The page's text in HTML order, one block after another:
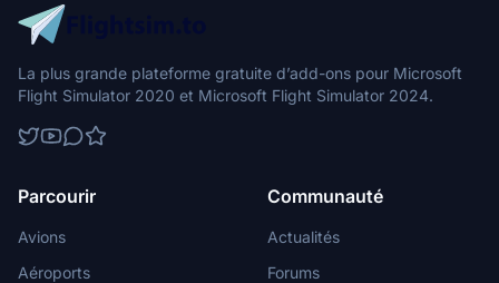
La plus grande plateforme gratuite d’add-ons pour Microsoft
Flight Simulator 2020 et Microsoft Flight Simulator 2024.
Parcourir
Avions
Aéroports
Communauté
Actualités
Forums